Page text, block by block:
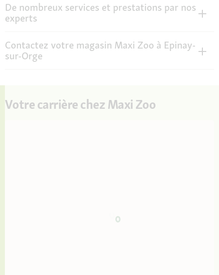
De nombreux services et prestations par nos
experts
Contactez votre magasin Maxi Zoo à Epinay-
sur-Orge
Votre carrière chez Maxi Zoo